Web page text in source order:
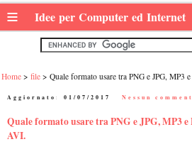
≡ Idee per Computer ed Internet
Home file Quale formato usare tra PNG e JPG, MP3
Aggiornato: 01/07/2017 Nessun
Quale formato usare tra PNG e JPG, MP3
AVI.